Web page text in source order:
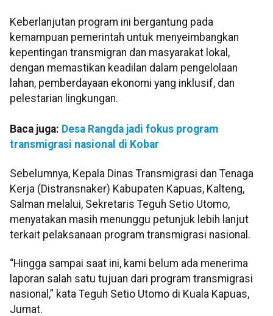
Keberlanjutan program ini bergantung pada
kemampuan pemerintah untuk menyeimbangkan
kepentingan transmigran dan masyarakat lokal,
dengan memastikan keadilan dalam pengelolaan
lahan, pemberdayaan ekonomi yang inklusif, dan
pelestarian lingkungan.
Baca juga: Desa Rangda jadi fokus program
transmigrasi nasional di Kobar
Sebelumnya, Kepala Dinas Transmigrasi dan Tenaga
Kerja (Distransnaker) Kabupaten Kapuas, Kalteng,
Salman melalui, Sekretaris Teguh Setio Utomo,
menyatakan masih menunggu petunjuk lebih lanjut
terkait pelaksanaan program transmigrasi nasional.
“Hingga sampai saat ini, kami belum ada menerima
laporan salah satu tujuan dari program transmigrasi
nasional,” kata Teguh Setio Utomo di Kuala Kapuas,
Jumat.